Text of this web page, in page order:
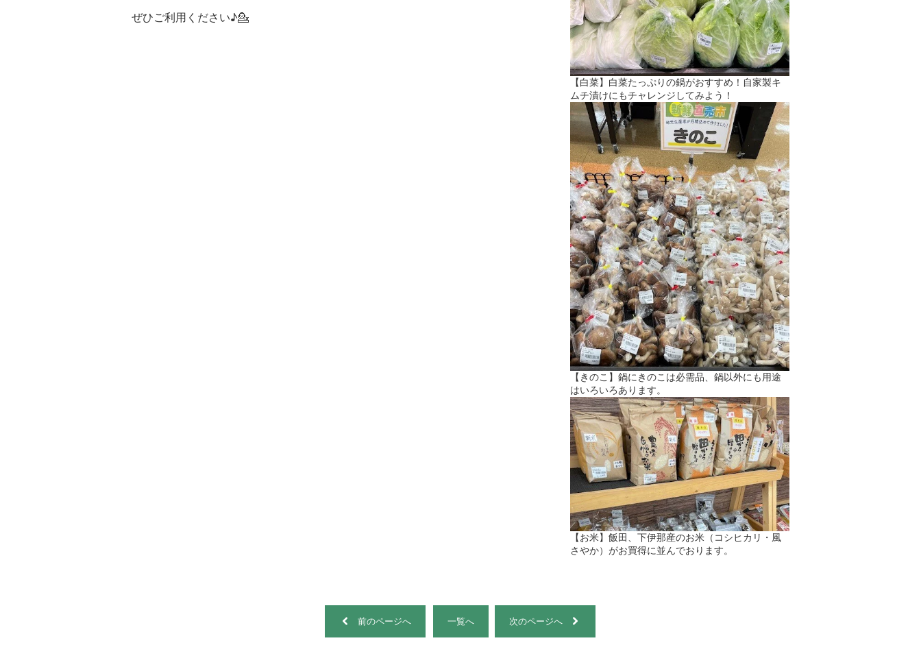
【白菜】白菜たっぷりの鍋がおすすめ！自家製キ
ムチ漬けにもチャレンジしてみよう！
【きのこ】鍋にきのこは必需品、鍋以外にも用途
はいろいろあります。
【お米】飯田、下伊那産のお米（コシヒカリ・風
さやか）がお買得に並んでおります。
ぜひご利用ください♪💁
前のページへ 一覧へ 次のページへ